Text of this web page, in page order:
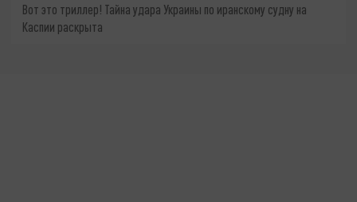
Вот это триллер! Тайна удара Украины по иранскому судну на
Каспии раскрыта